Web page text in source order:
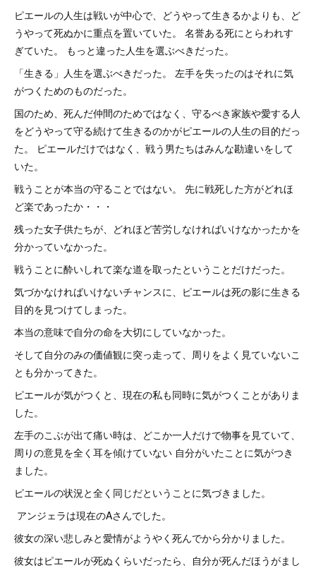
ピエールの人生は戦いが中心で、どうやって生きるかよりも、ど
うやって死ぬかに重点を置いていた。 名誉ある死にとらわれす
ぎていた。 もっと違った人生を選ぶべきだった。
「生きる」人生を選ぶべきだった。 左手を失ったのはそれに気
がつくためのものだった。
国のため、死んだ仲間のためではなく、守るべき家族や愛する人
をどうやって守る続けて生きるのかがピエールの人生の目的だっ
た。 ピエールだけではなく、戦う男たちはみんな勘違いをして
いた。
戦うことが本当の守ることではない。 先に戦死した方がどれほ
ど楽であったか・・・
残った女子供たちが、どれほど苦労しなければいけなかったかを
分かっていなかった。
戦うことに酔いしれて楽な道を取ったということだけだった。
気づかなければいけないチャンスに、ピエールは死の影に生きる
目的を見つけてしまった。
本当の意味で自分の命を大切にしていなかった。
そして自分のみの価値観に突っ走って、周りをよく見ていないこ
とも分かってきた。
ピエールが気がつくと、現在の私も同時に気がつくことがありま
した。
左手のこぶが出て痛い時は、どこか一人だけで物事を見ていて、
周りの意見を全く耳を傾けていない 自分がいたことに気がつき
ました。
ピエールの状況と全く同じだということに気づきました。
アンジェラは現在のAさんでした。
彼女の深い悲しみと愛情がようやく死んでから分かりました。
彼女はピエールが死ぬくらいだったら、自分が死んだほうがまし